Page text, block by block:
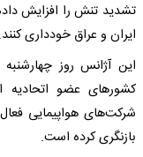
ایران و عراق خودداری کنند.
این آژانس روز
کشورهای عضو اتحادیه
شرکت‌های هواپیمایی
بازنگری کرده است.